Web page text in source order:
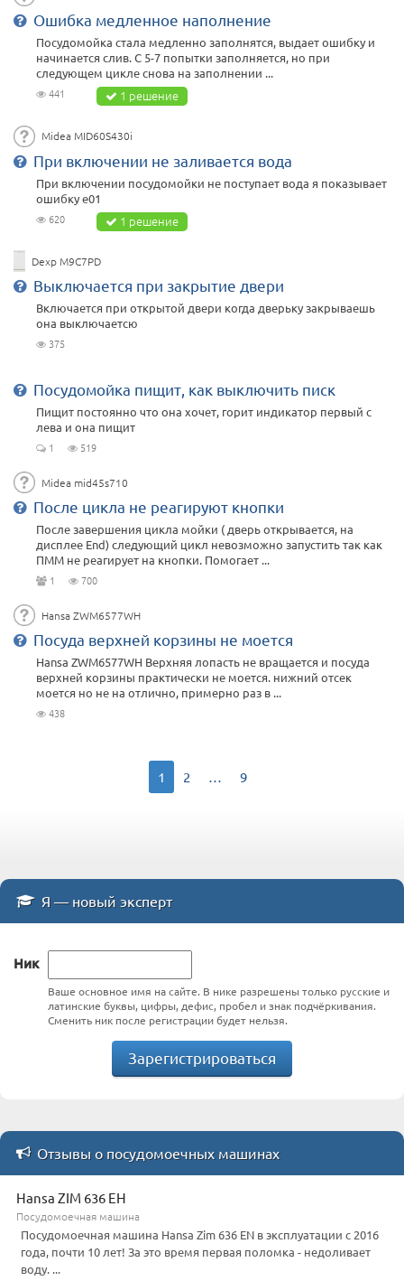
Ошибка медленное наполнение
Посудомойка стала медленно заполнятся, выдает ошибку и
начинается слив. С 5-7 попытки заполняется, но при
следующем цикле снова на заполнении ...
441 1 решение
Midea MID60S430i
При включении не заливается вода
При включении посудомойки не поступает вода я показывает
ошибку e01
620 1 решение
Dexp M9C7PD
Выключается при закрытие двери
Включается при открытой двери когда дверьку закрываешь
она выключаетсю
375
Посудомойка пищит, как выключить писк
Пищит постоянно что она хочет, горит индикатор первый с
лева и она пищит
1 519
Midea mid45s710
После цикла не реагируют кнопки
После завершения цикла мойки ( дверь открывается, на
дисплее End) следующий цикл невозможно запустить так как
ПММ не реагирует на кнопки. Помогает ...
1 700
Hansa ZWM6577WH
Посуда верхней корзины не моется
Hansa ZWM6577WH Верхняя лопасть не вращается и посуда
верхней корзины практически не моется. нижний отсек
моется но не на отлично, примерно раз в ...
438
1 2 9
Я — новый эксперт
Ник
Ваше основное имя на сайте. В нике разрешены только русские и
латинские буквы, цифры, дефис, пробел и знак подчёркивания.
Сменить ник после регистрации будет нельзя.
Зарегистрироваться
Отзывы о посудомоечных машинах
Hansa ZIM 636 EH
Посудомоечная машина
Посудомоечная машина Hansa Zim 636 EN в эксплуатации с 2016
года, почти 10 лет! За это время первая поломка - недоливает
воду. ...